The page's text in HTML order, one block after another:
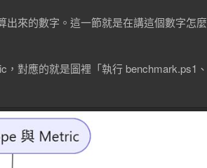
來的數字。這一節就是在講這個數字怎麼
對應的就是圖裡「執行 benchmark.ps1、